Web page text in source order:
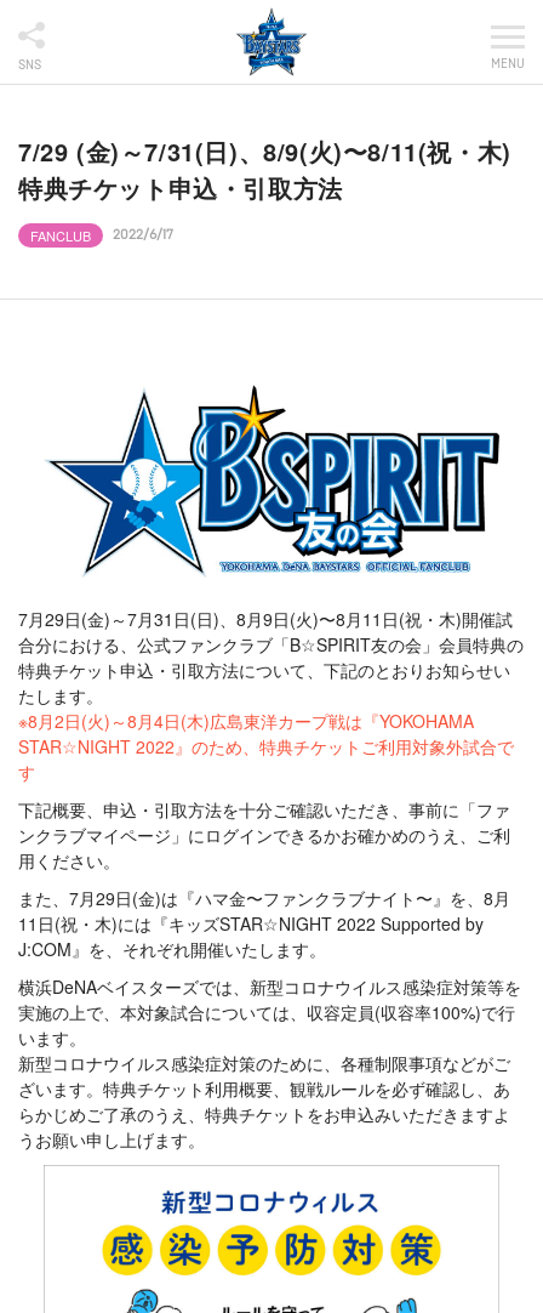
SNS MENU
7/29 (金)～7/31(日)、8/9(火)〜8/11(祝・木)
特典チケット申込・引取方法
FANCLUB 2022/6/17
7月29日(金)～7月31日(日)、8月9日(火)〜8月11日(祝・木)開催試
合分における、公式ファンクラブ「B☆SPIRIT友の会」会員特典の
特典チケット申込・引取方法について、下記のとおりお知らせい
たします。
※8月2日(火)～8月4日(木)広島東洋カープ戦は『YOKOHAMA
STAR☆NIGHT 2022』のため、特典チケットご利用対象外試合で
す
下記概要、申込・引取方法を十分ご確認いただき、事前に「ファ
ンクラブマイページ」にログインできるかお確かめのうえ、ご利
用ください。
また、7月29日(金)は『ハマ金〜ファンクラブナイト〜』を、8月
11日(祝・木)には『キッズSTAR☆NIGHT 2022 Supported by
J:COM』を、それぞれ開催いたします。
横浜DeNAベイスターズでは、新型コロナウイルス感染症対策等を
実施の上で、本対象試合については、収容定員(収容率100%)で行
います。
新型コロナウイルス感染症対策のために、各種制限事項などがご
ざいます。特典チケット利用概要、観戦ルールを必ず確認し、あ
らかじめご了承のうえ、特典チケットをお申込みいただきますよ
うお願い申し上げます。